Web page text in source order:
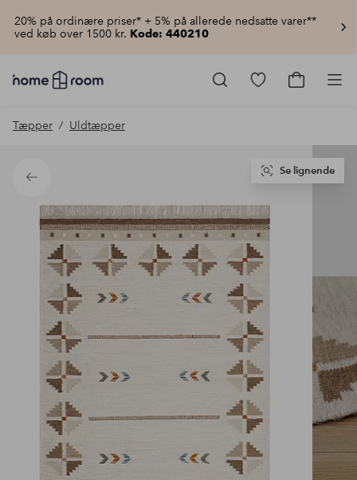
20% på ordinære priser* + 5% på allerede nedsatte varer**
ved køb over 1500 kr. Kode: 440210
Homeroom
–
hjemmet
pris
Gå
Gå
Tæpper Uldtæpper
Tilbage
Se lignende